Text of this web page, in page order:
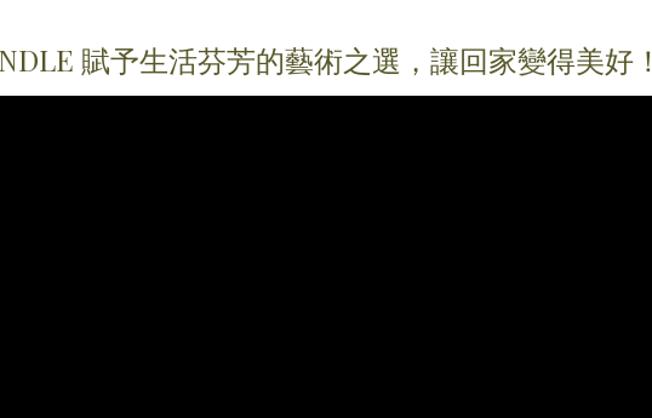
賦予生活芬芳的藝術之選，讓回家變得美好！